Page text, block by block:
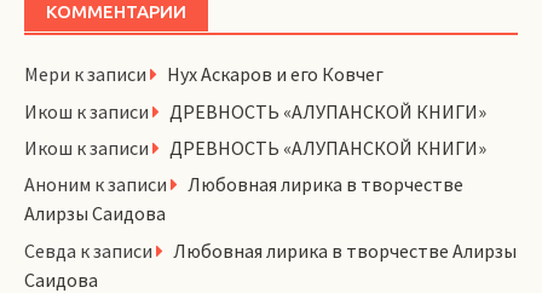
КОММЕНТАРИИ
Мери к записи
Нух Аскаров и его Ковчег
Икош к записи
ДРЕВНОСТЬ «АЛУПАНСКОЙ КНИГИ»
Икош к записи
ДРЕВНОСТЬ «АЛУПАНСКОЙ КНИГИ»
Аноним к записи
Любовная лирика в творчестве
Алирзы Саидова
Севда к записи
Любовная лирика в творчестве Алирзы
Саидова